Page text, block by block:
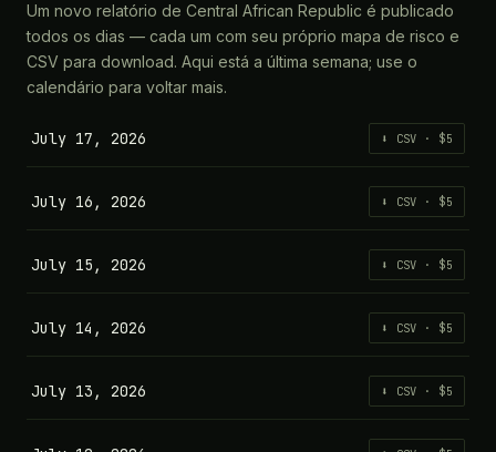
Um novo relatório de Central African Republic é publicado
todos os dias — cada um com seu próprio mapa de risco e
CSV para download. Aqui está a última semana; use o
calendário para voltar mais.
July 17, 2026 ⬇ CSV · $5
July 16, 2026 ⬇ CSV · $5
July 15, 2026 ⬇ CSV · $5
July 14, 2026 ⬇ CSV · $5
July 13, 2026 ⬇ CSV · $5